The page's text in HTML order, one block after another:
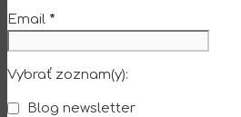
Email *
Vybrať zoznam(y):
Blog newsletter